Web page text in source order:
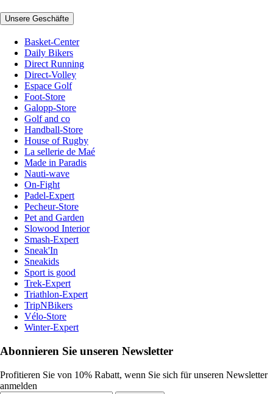
Unsere Geschäfte
Basket-Center
Daily Bikers
Direct Running
Direct-Volley
Espace Golf
Foot-Store
Galopp-Store
Golf and co
Handball-Store
House of Rugby
La sellerie de Maé
Made in Paradis
Nauti-wave
On-Fight
Padel-Expert
Pecheur-Store
Pet and Garden
Slowood Interior
Smash-Expert
Sneak'In
Sneakids
Sport is good
Trek-Expert
Triathlon-Expert
TripNBikers
Vélo-Store
Winter-Expert
Abonnieren Sie unseren Newsletter
Profitieren Sie von 10% Rabatt, wenn Sie sich für unseren Newsletter
anmelden